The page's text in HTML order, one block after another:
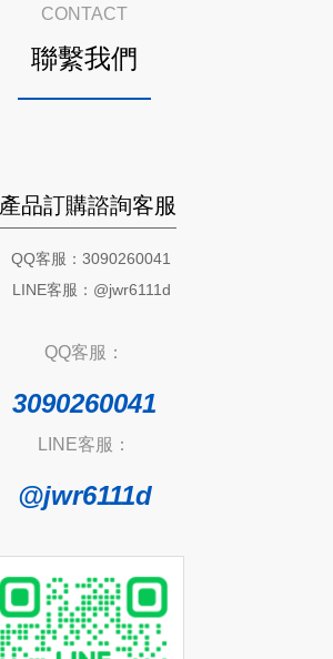
CONTACT
聯繫我們
產品訂購諮詢客服
QQ客服：3090260041
LINE客服：@jwr6111d
QQ客服：
3090260041
LINE客服：
@jwr6111d